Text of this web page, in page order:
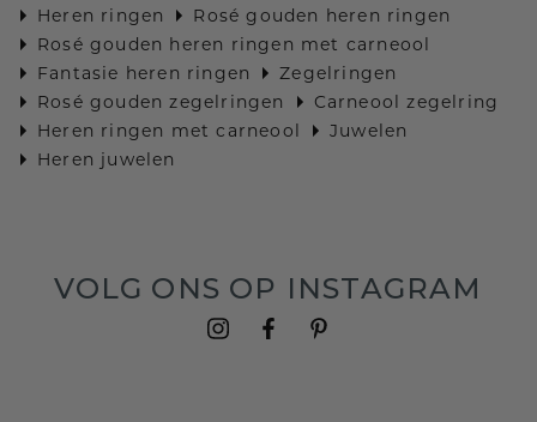
Heren ringen
Rosé gouden heren ringen
Rosé gouden heren ringen met carneool
Fantasie heren ringen
Zegelringen
Rosé gouden zegelringen
Carneool zegelring
Heren ringen met carneool
Juwelen
Heren juwelen
VOLG ONS OP INSTAGRAM